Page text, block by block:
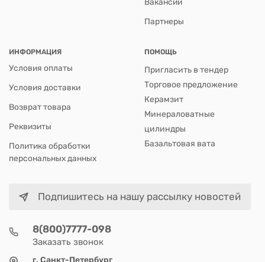
Партнеры
ИНФОРМАЦИЯ
Условия оплаты
Условия доставки
Возврат товара
Реквизиты
Политика обработки
персональных данных
ПОМОЩЬ
Пригласить в тендер
Торговое предложение
Керамзит
Минераловатные
цилиндры
Базальтовая вата
Подпишитесь на нашу рассылку новостей
8(800)7777-098
Заказать звонок
г. Санкт-Петербург